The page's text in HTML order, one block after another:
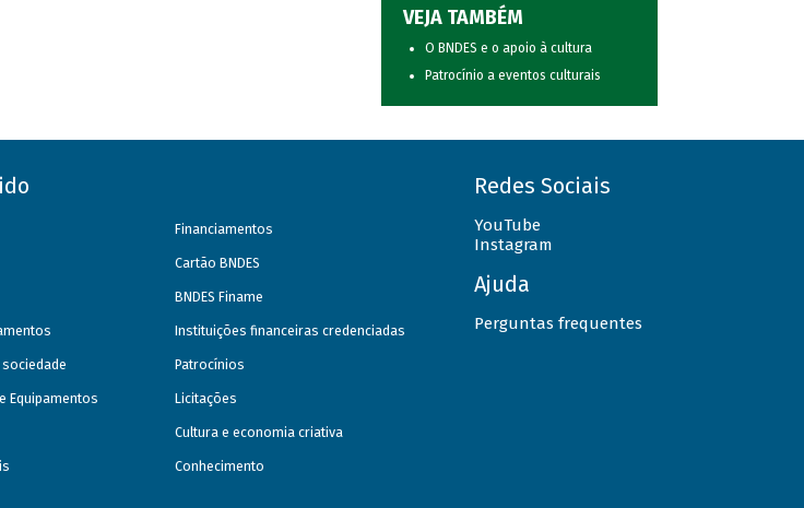
VEJA TAMBÉM
O BNDES e o apoio à cultura
Patrocínio a eventos culturais
Equipamentos
Financiamentos
Cartão BNDES
BNDES Finame
Instituições financeiras credenciadas
Patrocínios
Licitações
Cultura e economia criativa
Conhecimento
Redes Sociais
YouTube
Instagram
Ajuda
Perguntas frequentes